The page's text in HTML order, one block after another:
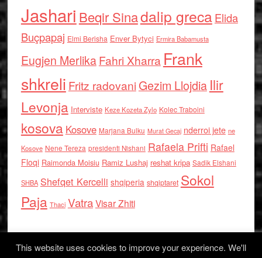
Jashari Beqir Sinadalip grecaElida
Buçpapaj Elmi Berisha Enver Bytyci Ermira Babamusta
Eugjen MerlikaFahri Xharra Frank
shkreli Fritz radovaniGezim Llojdia Ilir
Levonja Interviste Keze Kozeta Zylo Kolec Traboini
kosova Kosove Marjana Bulku Murat Gecaj nderroi jete ne
Kosove Nene Tereza presidenti Nishani Rafaela Prifti Rafael
Floqi Raimonda Moisiu Ramiz Lushaj reshat kripa Sadik Elshani
SHBA Shefqet Kercelli shqiperia shqiptaret Sokol
Paja Thaci VatraVisar Zhiti
This website uses cookies to improve your experience. We'll